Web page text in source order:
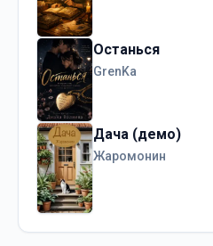
Останься
GrenKa
Дача (демо)
Жаромонин